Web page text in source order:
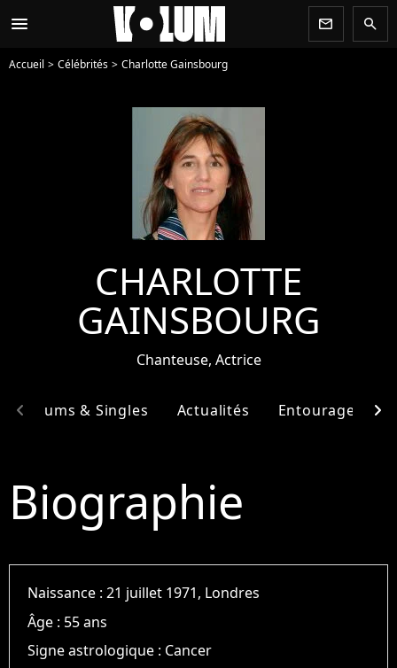
menu newsletter search
Accueil Célébrités Charlotte Gainsbourg
CHARLOTTE
GAINSBOURG
Chanteuse, Actrice
Albums & Singles Actualités Entourage
chevron_left chevron_right
Biographie
Naissance :21 juillet 1971, Londres
Âge : 55 ans
Signe astrologique : Cancer